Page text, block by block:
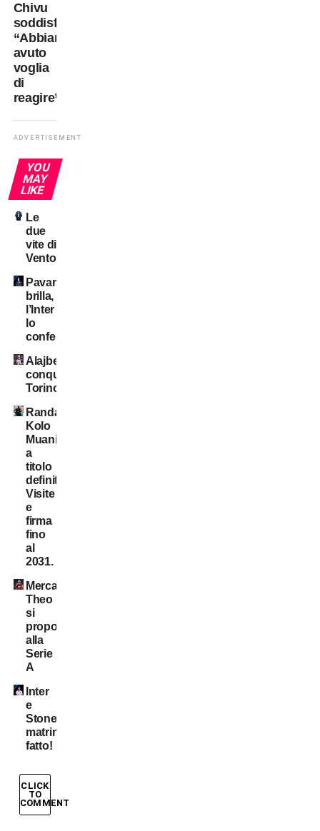
Chivu
soddisfatto:
“Abbiamo
avuto
voglia
di
reagire”
ADVERTISEMENT
YOU
MAY
LIKE
Le
due
vite di
Ventola
Pavard
brilla,
l’Inter
lo
conferma?
Alajbegovic
conquista
Torino
Randal
Kolo
Muani:
a
titolo
definitivo!
Visite
e
firma
fino
al
2031.
Mercato:
Theo
si
propone
alla
Serie
A
Inter
e
Stones:
matrimonio
fatto!
CLICK
TO
COMMENT